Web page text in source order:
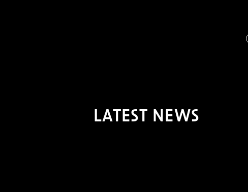
LATEST NEWS